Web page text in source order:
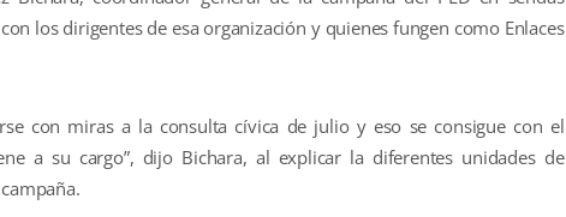
los dirigentes de esa organización y quienes fungen como Enlaces
con miras a la consulta cívica de julio y eso se consigue con el
a su cargo”, dijo Bichara, al explicar la diferentes unidades de